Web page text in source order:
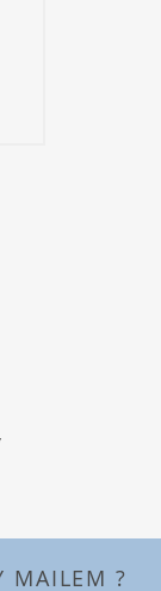
MAILEM ?